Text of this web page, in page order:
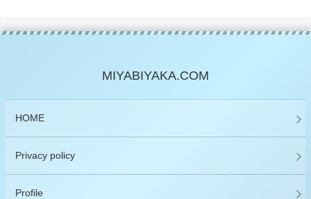
MIYABIYAKA.COM
HOME
Privacy policy
Profile